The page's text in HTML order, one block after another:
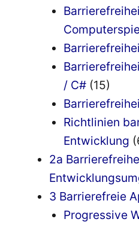
/ C# (15)
Richtlinien
Entwicklung
2a
3 Barrierefreie
Progressive